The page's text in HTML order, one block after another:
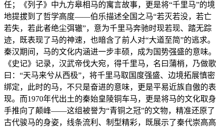
任；《列子》中九方皋相马的寓言故事，更是将“千里马”的境
地提拔到了哲学高度——伯乐描述全国之马“若灭若没，若亡
若失，若此者绝尘弭辙”，意为千里马奔驰时现若现、踏无踪
迹，既表现了马的神速，也暗含了前人对“大道至简”的逃求。
秦汉期间，马的文化内涵进一步丰硕，成为国势强盛的意味。
《史记》记录，汉武帝伐大宛，得千里马，名曰蒲梢，乃做歌
曰：“天马来兮从西极”，将千里马取国度强盛、边境拓展慎密
绑定，此时的马，不只是奋进的意味，更是平易近族自傲的表
现。而1970年代出土的秦始皇陵铜车马，更是将马的文化取身
手推向了颠峰——这组被誉为“青铜之冠”的文物，精准还原了
古代骏马的身姿，线条流利、制型精彩，既展示了秦代崇高高